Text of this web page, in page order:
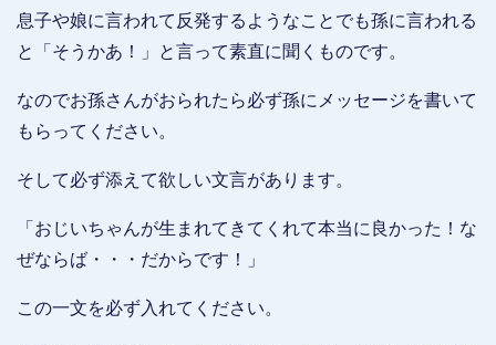
息子や娘に言われて反発するようなことでも孫に言われる
と「そうかあ！」と言って素直に聞くものです。
なのでお孫さんがおられたら必ず孫にメッセージを書いて
もらってください。
そして必ず添えて欲しい文言があります。
「おじいちゃんが生まれてきてくれて本当に良かった！な
ぜならば・・・だからです！」
この一文を必ず入れてください。